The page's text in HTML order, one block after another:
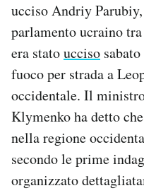
SHOP
CALENDARIO
AREA PERSONALE
Newsletter
Notifiche mobile
Regala il Post
ucciso Andriy
parlamento ucraino
era statoucciso
fuoco per strada a
occidentale. Il
Klymenko ha detto
nella regione
secondo le prime
organizzato